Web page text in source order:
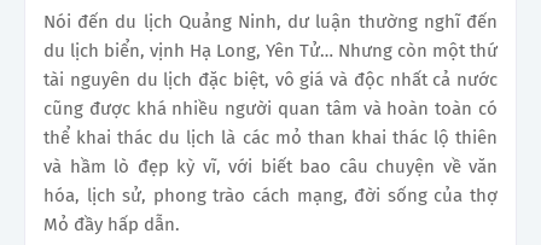
Nói đến du lịch Quảng Ninh, dư luận thường nghĩ đến
du lịch biển, vịnh Hạ Long, Yên Tử… Nhưng còn một thứ
tài nguyên du lịch đặc biệt, vô giá và độc nhất cả nước
cũng được khá nhiều người quan tâm và hoàn toàn có
thể khai thác du lịch là các mỏ than khai thác lộ thiên
và hầm lò đẹp kỳ vĩ, với biết bao câu chuyện về văn
hóa, lịch sử, phong trào cách mạng, đời sống của thợ
Mỏ đầy hấp dẫn.